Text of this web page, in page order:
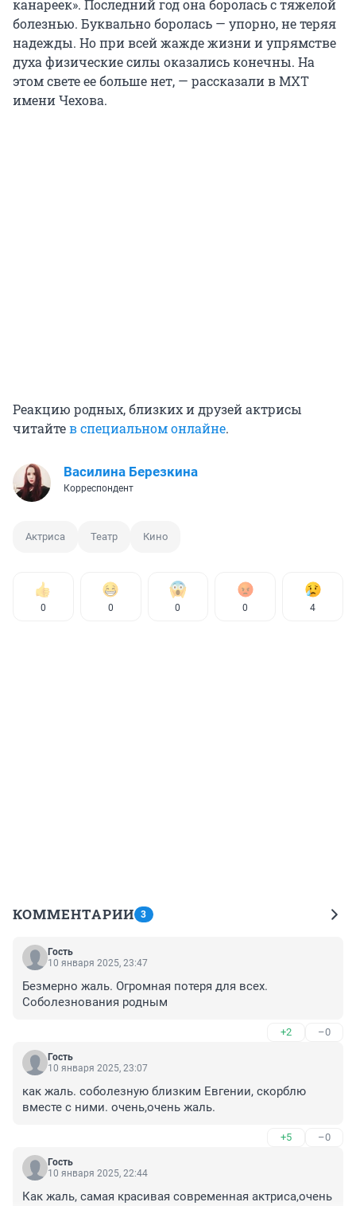
канареек». Последний год она боролась с тяжелой
болезнью. Буквально боролась — упорно, не теряя
надежды. Но при всей жажде жизни и упрямстве
духа физические силы оказались конечны. На
этом свете ее больше нет, — рассказали в МХТ
имени Чехова.
Реакцию родных, близких и друзей актрисы
читайтев специальном онлайне.
Василина Березкина
Корреспондент
Актриса Театр Кино
0 0 0 0 4
КОММЕНТАРИИ 3
Гость
10 января 2025, 23:47
Безмерно жаль. Огромная потеря для всех.
Соболезнования родным
+2 –0
Гость
10 января 2025, 23:07
как жаль. соболезную близким Евгении, скорблю
вместе с ними. очень,очень жаль.
+5 –0
Гость
10 января 2025, 22:44
Как жаль, самая красивая современная актриса,очень